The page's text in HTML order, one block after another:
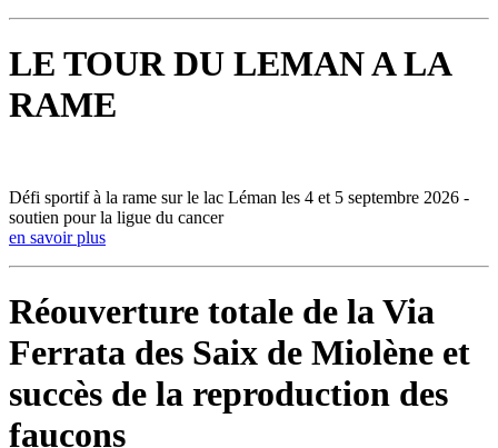
LE TOUR DU LEMAN A LA
RAME
Défi sportif à la rame sur le lac Léman les 4 et 5 septembre 2026 -
soutien pour la ligue du cancer
en savoir plus
Réouverture totale de la Via
Ferrata des Saix de Miolène et
succès de la reproduction des
faucons